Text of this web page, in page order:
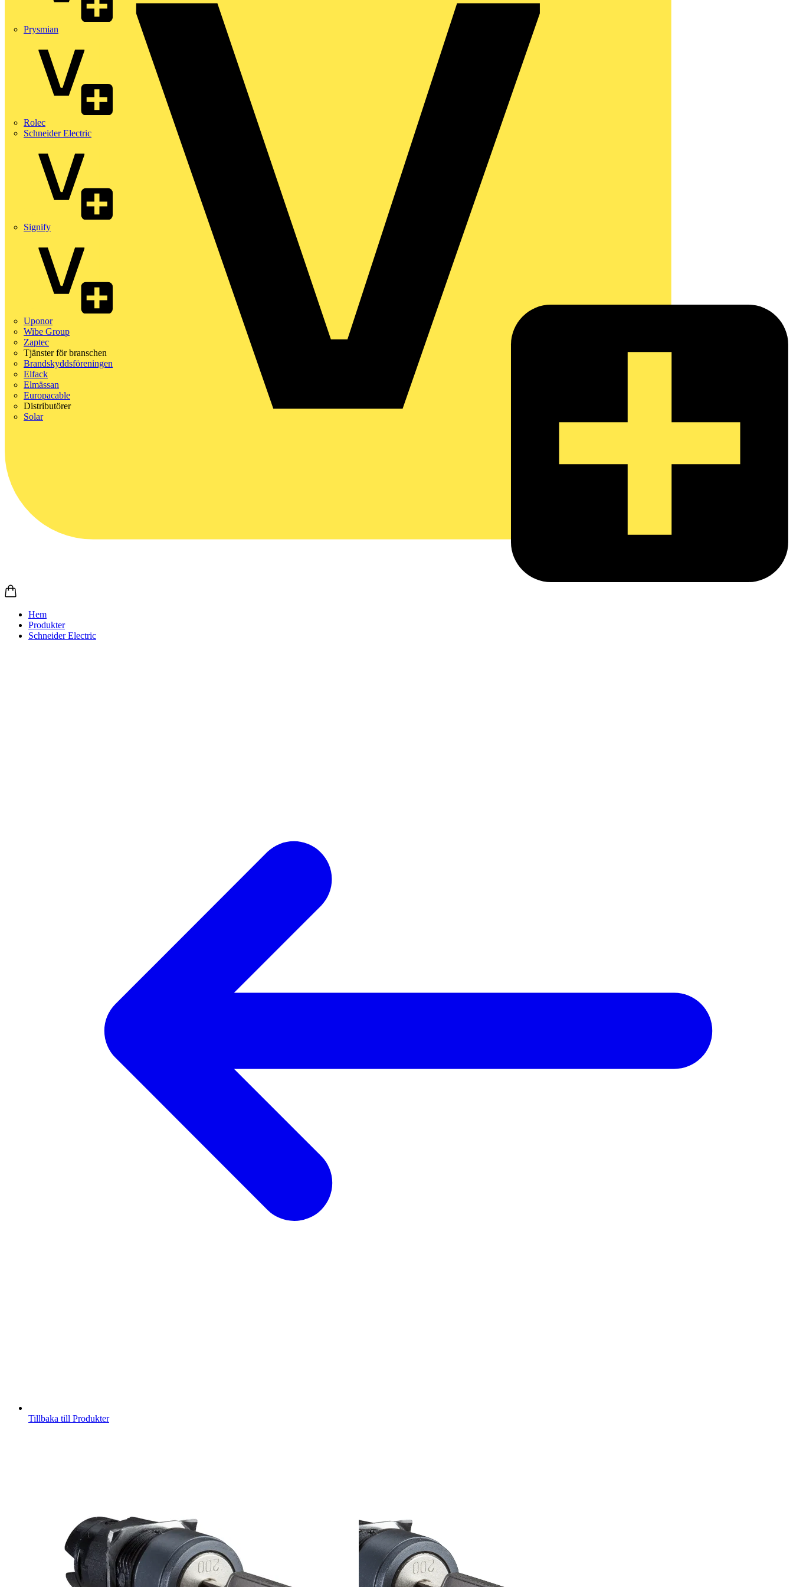
Prysmian
Rolec
Schneider Electric
Signify
Uponor
Wibe Group
Zaptec
Tjänster för branschen
Brandskyddsföreningen
Elfack
Elmässan
Europacable
Distributörer
Solar
Hem
Produkter
Schneider Electric
Tillbaka till Produkter